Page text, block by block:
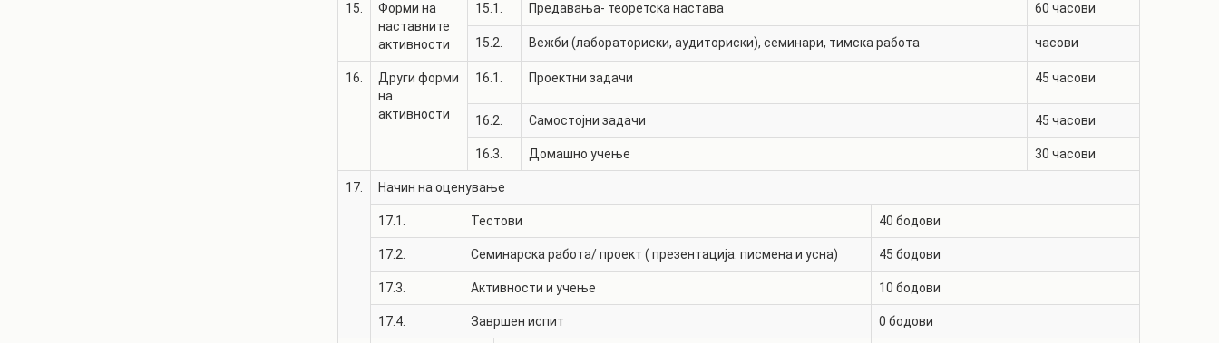
15.
Форми на
наставните
активности
15.1. Предавања- теоретска настава 60 часови
15.2. Вежби (лабораториски, аудиториски), семинари, тимска работа часови
16.
Други форми
на
активности
16.1. Проектни задачи 45 часови
16.2. Самостојни задачи 45 часови
16.3. Домашно учење 30 часови
17. Начин на оценување
17.1. Тестови 40 бодови
17.2. Семинарска работа/ проект ( презентација: писмена и усна) 45 бодови
17.3. Активности и учење 10 бодови
17.4. Завршен испит 0 бодови